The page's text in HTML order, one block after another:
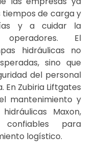
tiempos de carga y
y a cuidar la
El
hidráulicas no
sino que
del personal
En Zubiria Liftgates
mantenimiento y
Maxon,
confiables para
logístico.